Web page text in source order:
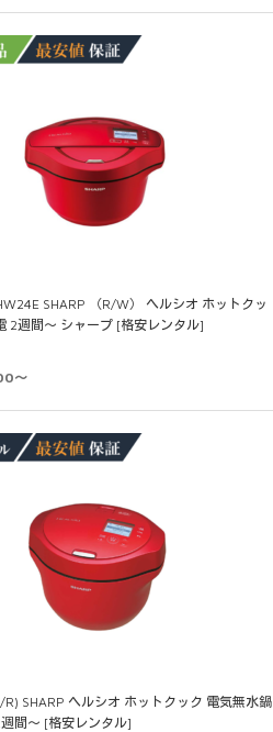
SHARP （R/W） ヘルシオ ホットクッ
2週間～ シャープ [格安レンタル]
～
SHARP ヘルシオ ホットクック 電気無水鍋
間～ [格安レンタル]